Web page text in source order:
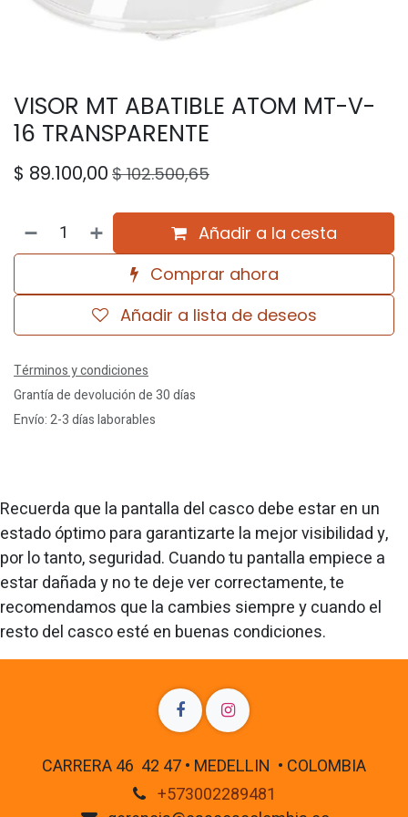
VISOR MT ABATIBLE ATOM MT-V-
16 TRANSPARENTE
$ 89.100,00 $102.500,65
Añadir a la cesta
Comprar ahora
Añadir a lista de deseos
Términos y condiciones
Grantía de devolución de 30 días
Envío: 2-3 días laborables
Recuerda que la pantalla del casco debe estar en un
estado óptimo para garantizarte la mejor visibilidad y,
por lo tanto, seguridad. Cuando tu pantalla empiece a
estar dañada y no te deje ver correctamente, te
recomendamos que la cambies siempre y cuando el
resto del casco esté en buenas condiciones.
CARRERA 46 42 47 • MEDELLIN • COLOMBIA
+573002289481